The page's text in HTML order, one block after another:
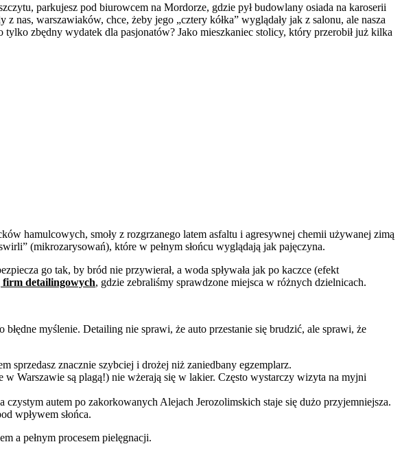
parkujesz pod biurowcem na Mordorze, gdzie pył budowlany osiada na karoserii
warszawiaków, chce, żeby jego „cztery kółka” wyglądały jak z salonu, ale nasza
tylko zbędny wydatek dla pasjonatów? Jako mieszkaniec stolicy, który przerobił już kilka
hamulcowych, smoły z rozgrzanego latem asfaltu i agresywnej chemii używanej zimą
(mikrozarysowań), które w pełnym słońcu wyglądają jak pajęczyna.
go tak, by bród nie przywierał, a woda spływała jak po kaczce (efekt
detailingowych, gdzie zebraliśmy sprawdzone miejsca w różnych dzielnicach.
myślenie. Detailing nie sprawi, że auto przestanie się brudzić, ale sprawi, że
sprzedasz znacznie szybciej i drożej niż zaniedbany egzemplarz.
Warszawie są plagą!) nie wżerają się w lakier. Często wystarczy wizyta na myjni
autem po zakorkowanych Alejach Jerozolimskich staje się dużo przyjemniejsza.
wpływem słońca.
a pełnym procesem pielęgnacji.